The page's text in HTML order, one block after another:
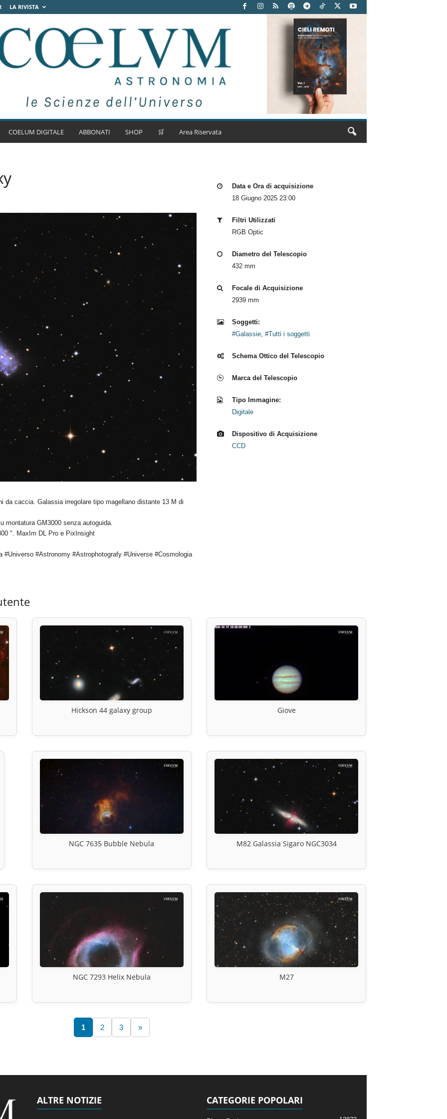
LA RIVISTA
COELUM DIGITALE ABBONATI SHOP 🛒 Area Riservata
da caccia. Galassia irregolare tipo magellano distante 13 M di
montatura GM3000 senza autoguida.
". MaxIm DL Pro e PixInsight
#Astronomy #Astrophotografy #Universe #Cosmologia
Data e Ora di acquisizione
18 Giugno 2025 23:00
Filtri Utilizzati
RGB Optic
Diametro del Telescopio
432 mm
Focale di Acquisizione
2939 mm
Soggetti:
#Galassie, #Tutti i soggetti
Schema Ottico del Telescopio
Marca del Telescopio
Tipo Immagine:
Digitale
Dispositivo di Acquisizione
CCD
Hickson 44 galaxy group Giove
NGC 7635 Bubble Nebula M82 Galassia Sigaro NGC3034
NGC 7293 Helix Nebula M27
1 2 3 »
ALTRE NOTIZIE CATEGORIE POPOLARI